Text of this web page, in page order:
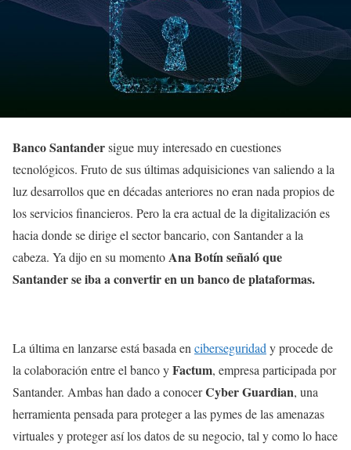
Banco Santandersigue muy interesado en cuestiones
tecnológicos. Fruto de sus últimas adquisiciones van saliendo a la
luz desarrollos que en décadas anteriores no eran nada propios de
los servicios financieros. Pero la era actual de la digitalización es
hacia donde se dirige el sector bancario, con Santander a la
cabeza. Ya dijo en su momentoAna Botín señalóque
Santander se iba a convertir en un banco de plataformas.
La última en lanzarse está basada en ciberseguridad y procede de
la colaboración entre el banco yFactum, empresa participada por
Santander. Ambas han dado a conocerCyber Guardian, una
herramienta pensada para proteger a las pymes de las amenazas
virtuales y proteger así los datos de su negocio, tal y como lo hace